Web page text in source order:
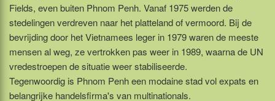
Fields, even buiten Phnom Penh. Vanaf 1975 werden de
stedelingen verdreven naar het platteland of vermoord. Bij de
bevrijding door het Vietnamees leger in 1979 waren de meeste
mensen al weg, ze vertrokken pas weer in 1989, waarna de UN
vredestroepen de situatie weer stabiliseerde.
Tegenwoordig is Phnom Penh een modaine stad vol expats en
belangrijke handelsfirma's van multinationals.